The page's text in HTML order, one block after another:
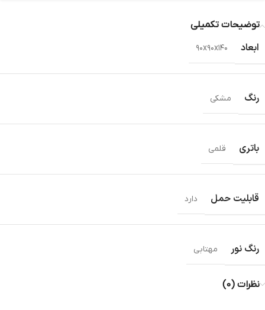
توضیحات تکمیلی
ابعاد ۹۰x۹۰x۱۴۰
رنگ مشکی
باتری قلمی
قابلیت حمل دارد
رنگ نور مهتابی
نظرات (0)